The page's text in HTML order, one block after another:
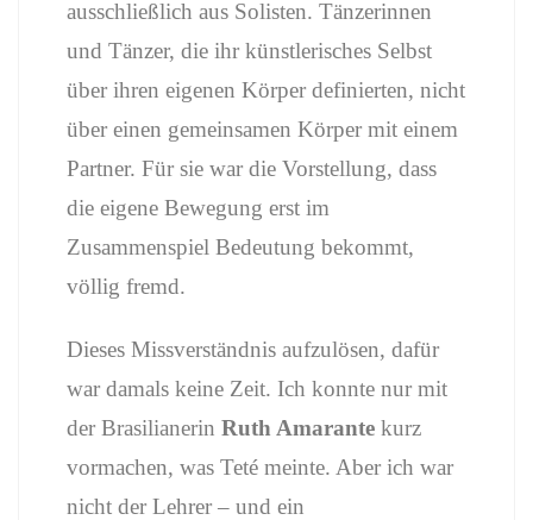
ausschließlich aus Solisten. Tänzerinnen
und Tänzer, die ihr künstlerisches Selbst
über ihren eigenen Körper definierten, nicht
über einen gemeinsamen Körper mit einem
Partner. Für sie war die Vorstellung, dass
die eigene Bewegung erst im
Zusammenspiel Bedeutung bekommt,
völlig fremd.
Dieses Missverständnis aufzulösen, dafür
war damals keine Zeit. Ich konnte nur mit
der Brasilianerin Ruth Amarante kurz
vormachen, was Teté meinte. Aber ich war
nicht der Lehrer – und ein